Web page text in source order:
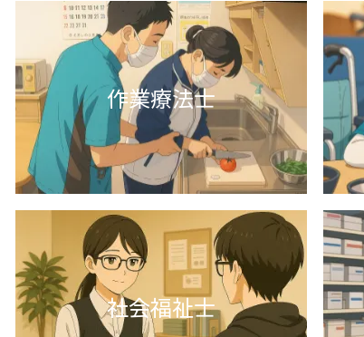
中
作業療法士
社会福祉士